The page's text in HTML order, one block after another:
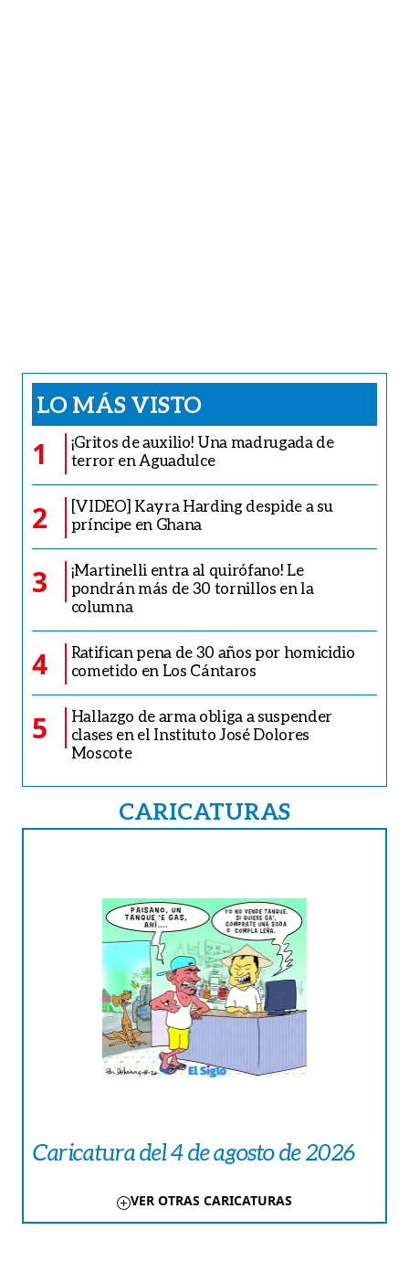
LO MÁS VISTO
1
¡Gritos de auxilio! Una madrugada de
terror en Aguadulce
2
[VIDEO] Kayra Harding despide a su
príncipe en Ghana
3
¡Martinelli entra al quirófano! Le
pondrán más de 30 tornillos en la
columna
4
Ratifican pena de 30 años por homicidio
cometido en Los Cántaros
5
Hallazgo de arma obliga a suspender
clases en el Instituto José Dolores
Moscote
CARICATURAS
Caricatura del 4 de agosto de 2026
VER OTRAS CARICATURAS